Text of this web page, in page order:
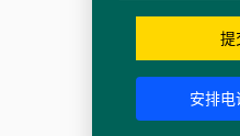
提
安排